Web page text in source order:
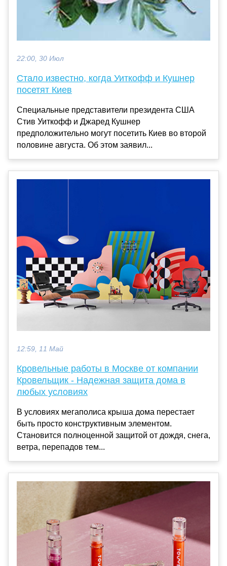
22:00, 30 Июл
Стало известно, когда Уиткофф и Кушнер
посетят Киев
Специальные представители президента США
Стив Уиткофф и Джаред Кушнер
предположительно могут посетить Киев во второй
половине августа. Об этом заявил...
12:59, 11 Май
Кровельные работы в Москве от компании
Кровельщик - Надежная защита дома в
любых условиях
В условиях мегаполиса крыша дома перестает
быть просто конструктивным элементом.
Становится полноценной защитой от дождя, снега,
ветра, перепадов тем...